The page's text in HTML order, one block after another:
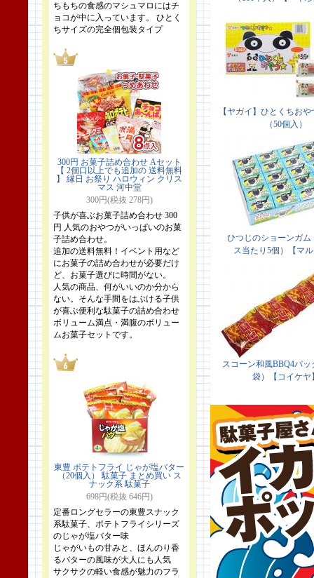
ちもちの食感のマシュマロにはチ
ョコが中に入っています。 ひとく
ちサイズの完全個包装タイプ
300円 お菓子詰め合わせ Aセット
【 2個口以上でも追加の 送料無料
】 縁日 お祭り ハロウィン クリス
マス 河中堂
300円(税抜 278円)
子供が喜ぶお菓子詰め合わせ 300
円 人気のおやつがいっぱいのお菓
子詰め合わせ。
追加の送料無料！イベント用など
にお菓子の詰め合わせが必要だけ
ど、お菓子選びに時間がない。
人気の商品、何がいいのか分から
ない。そんな手間をはぶける子供
が喜ぶ便利な駄菓子の詰め合わせ
ボリューム満点・満腹のボリュー
ムお菓子セットです。
東豊 ポテトフライ じゃが塩バター
（20個入） 駄菓子 まとめ買い ス
ナック系 駄菓子
698円(税抜 646円)
定番ロングセラーの東豊スナック
系駄菓子、ポテトフライシリーズ
のじゃが塩バター味
じゃがいもの甘みと、ほんのり香
るバターの風味が大人にも人気
サクサクの軽い食感が魅力のフラ